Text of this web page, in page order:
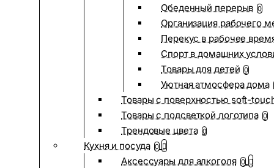
Обеденный перерыв 0
Организация рабочего
Перекус в рабочее
Спорт в домашних
Товары для детей 0
Уютная атмосфера дома
Товары с поверхностью soft-
Товары с подсветкой логотипа 0
Трендовые цвета 0
Кухня и посуда 0
Аксессуары для алкоголя 0